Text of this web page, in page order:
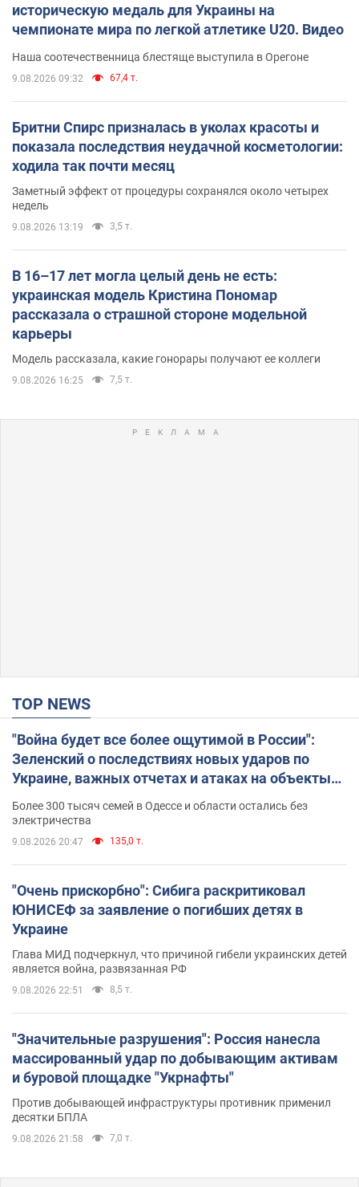
историческую медаль для Украины на
чемпионате мира по легкой атлетике U20. Видео
Наша соотечественница блестяще выступила в Орегоне
9.08.2026 09:32 67,4 т.
Бритни Спирс призналась в уколах красоты и
показала последствия неудачной косметологии:
ходила так почти месяц
Заметный эффект от процедуры сохранялся около четырех
недель
9.08.2026 13:19 3,5 т.
В 16–17 лет могла целый день не есть:
украинская модель Кристина Пономар
рассказала о страшной стороне модельной
карьеры
Модель рассказала, какие гонорары получают ее коллеги
9.08.2026 16:25 7,5 т.
TOP NEWS
"Война будет все более ощутимой в России":
Зеленский о последствиях новых ударов по
Украине, важных отчетах и атаках на объекты
противника. Видео
Более 300 тысяч семей в Одессе и области остались без
электричества
9.08.2026 20:47 135,0 т.
"Очень прискорбно": Сибига раскритиковал
ЮНИСЕФ за заявление о погибших детях в
Украине
Глава МИД подчеркнул, что причиной гибели украинских детей
является война, развязанная РФ
9.08.2026 22:51 8,5 т.
"Значительные разрушения": Россия нанесла
массированный удар по добывающим активам
и буровой площадке "Укрнафты"
Против добывающей инфраструктуры противник применил
десятки БПЛА
9.08.2026 21:58 7,0 т.